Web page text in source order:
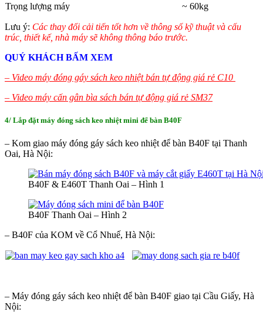
Trọng lượng máy
~ 60kg
Lưu ý: Các thay đổi cải tiến tốt hơn về thông số kỹ thuật và cấu
trúc, thiết kế, nhà máy sẽ không thông báo trước.
QUÝ KHÁCH BẤM XEM
– Video máy đóng gáy sách keo nhiệt bán tự động giá rẻ C10
– Video máy cấn gân bìa sách bán tự động giá rẻ SM37
4/ Lắp đặt máy đóng sách keo nhiệt mini để bàn B40F
– Kom giao máy đóng gáy sách keo nhiệt để bàn B40F tại Thanh
Oai, Hà Nội:
B40F & E460T Thanh Oai – Hình 1
B40F Thanh Oai – Hình 2
– B40F của KOM về Cổ Nhuế, Hà Nội:
– Máy đóng gáy sách keo nhiệt để bàn B40F giao tại Cầu Giấy, Hà
Nội: